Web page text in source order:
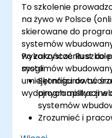
współbieżność.
Stosować
rozwiązywania
debugowania i
problemów w
To szkolenie
na żywo w Polsce
skierowane do
systemów
wykorzystać Rust do
systemów
umiejętności do
wydajnych aplikacji
Po zakończeniu
mogli:
Skonfigurować
programistyczne
systemów
Zrozumieć i